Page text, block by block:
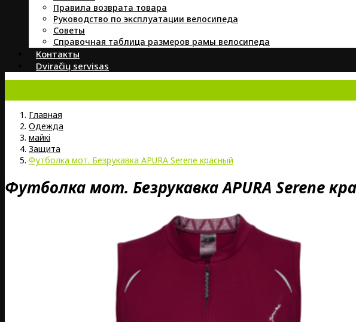
Правила возврата товара
Руководство по эксплуатации велосипеда
Советы
Справочная таблица размеров рамы велосипеда
Контакты
Dviračių servisas
Главная
Oдежда
майкi
Защита
Футболка мот. Безрукавка APURA Serene красный
Футболка мот. Безрукавка APURA Serene